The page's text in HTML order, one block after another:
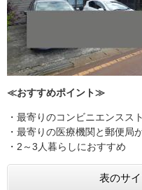
≪おすすめポイント≫
・最寄りのコンビニエンスス
・最寄りの医療機関と郵便局
・2～3人暮らしにおすすめ
表のサ